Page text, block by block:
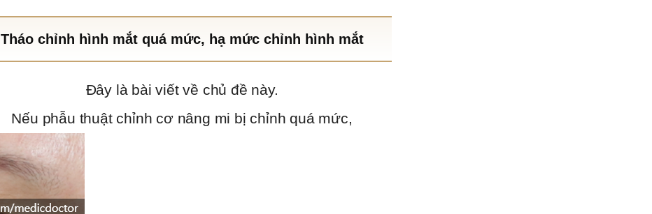
Skin Booster
Ảnh động trước sau
Tìm ca tương tự
Tháo chỉnh hình mắt quá mức, hạ mức chỉnh hình mắt
Đây là bài viết về chủ đề này.
Nếu phẫu thuật chỉnh cơ nâng mi bị chỉnh quá mức,